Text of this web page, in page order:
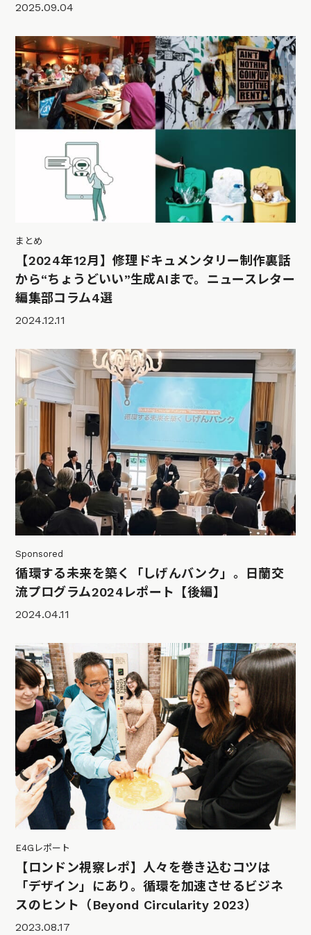
2025.09.04
まとめ
【2024年12月】修理ドキュメンタリー制作裏話
から“ちょうどいい”生成AIまで。ニュースレター
編集部コラム4選
2024.12.11
Sponsored
循環する未来を築く「しげんバンク」。日蘭交
流プログラム2024レポート【後編】
2024.04.11
E4Gレポート
【ロンドン視察レポ】人々を巻き込むコツは
「デザイン」にあり。循環を加速させるビジネ
スのヒント（Beyond Circularity 2023）
2023.08.17